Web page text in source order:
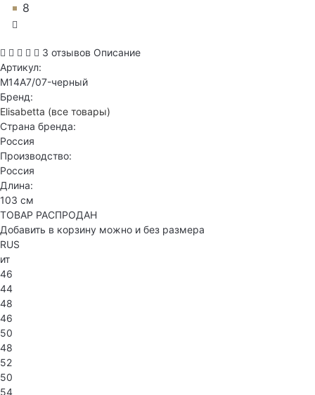
8
3 отзывов Описание
Артикул:
M14A7/07-черный
Бренд:
Elisabetta (все товары)
Страна бренда:
Россия
Производство:
Россия
Длина:
103 см
ТОВАР РАСПРОДАН
Добавить в корзину можно и без размера
RUS
ит
46
44
48
46
50
48
52
50
54